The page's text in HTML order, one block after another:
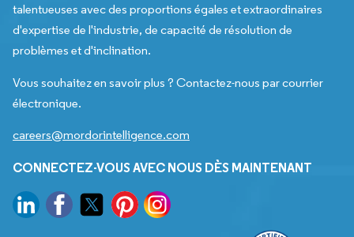
talentueuses avec des proportions égales et extraordinaires
d'expertise de l'industrie, de capacité de résolution de
problèmes et d'inclination.
Vous souhaitez en savoir plus ? Contactez-nous par courrier
électronique.
careers@mordorintelligence.com
CONNECTEZ-VOUS AVEC NOUS DÈS MAINTENANT